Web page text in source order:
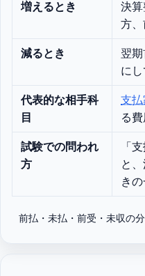
前払・未払・前受・未収の
増えるとき
決
方、
減るとき
翌
に
代表的な相手科
目
支
る
試験での問われ
方
「
と
き